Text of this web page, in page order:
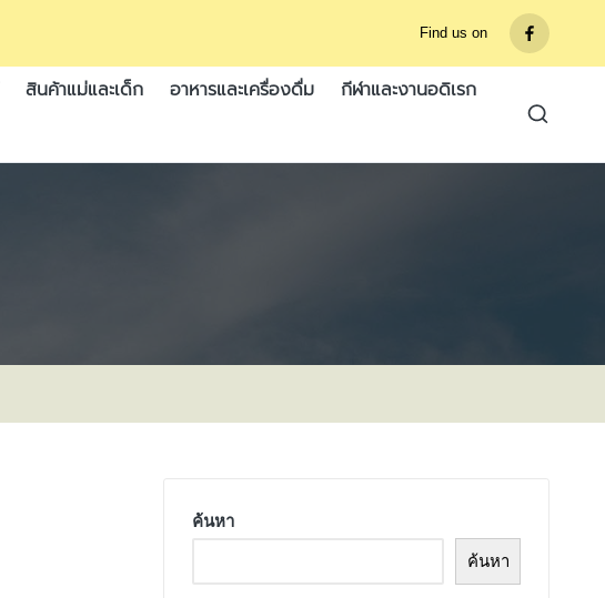
Find us on
รายการ
เมนู
สินค้าแม่และเด็ก อาหารและเครื่องดื่ม
กีฬาและงานอดิเรก
ค้นหา
ค้นหา